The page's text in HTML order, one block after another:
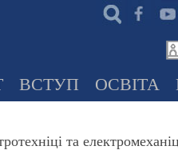
ВСТУП ОСВІТА
та